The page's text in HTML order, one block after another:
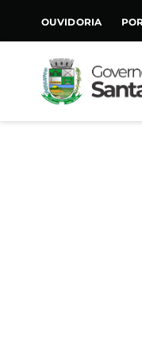
CONTEÚDO
OUVIDORIA